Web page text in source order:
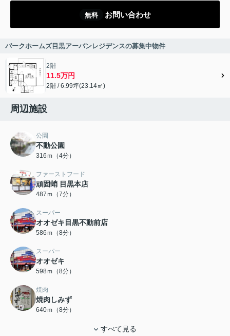
無料 お問い合わせ
パークホームズ目黒アーバンレジデンスの募集中物件
2階
11.5万円
2階 / 6.99坪(23.14㎡)
周辺施設
公園
不動公園
316ｍ（4分）
ファーストフード
頑固蛸 目黒本店
487ｍ（7分）
スーパー
オオゼキ目黒不動前店
586ｍ（8分）
スーパー
オオゼキ
598ｍ（8分）
焼肉
焼肉しみず
640ｍ（8分）
すべて見る